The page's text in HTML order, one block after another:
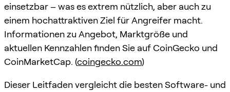
einsetzbar – was es extrem nützlich, aber auch zu
einem hochattraktiven Ziel für Angreifer macht.
Informationen zu Angebot, Marktgröße und
aktuellen Kennzahlen finden Sie auf CoinGecko und
CoinMarketCap. (coingecko.com)
Dieser Leitfaden vergleicht die besten Software- und